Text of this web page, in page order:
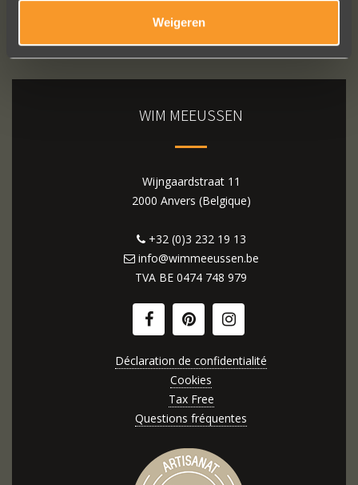
Weigeren
WIM MEEUSSEN
Wijngaardstraat 11
2000 Anvers (Belgique)
+32 (0)3 232 19 13
info@wimmeeussen.be
TVA BE 0474 748 979
Déclaration de confidentialité
Cookies
Tax Free
Questions fréquentes